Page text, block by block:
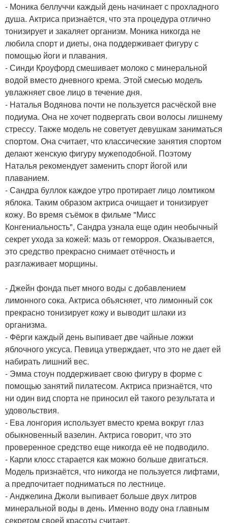
- Моника беллуччи каждый день начинает с прохладного
душа. Актриса признаётся, что эта процедура отлично
тонизирует и закаляет организм. Моника никогда не
любила спорт и диеты, она поддерживает фигуру с
помощью йоги и плавания.
- Синди Кроуфорд смешивает молоко с минеральной
водой вместо дневного крема. Этой смесью модель
увлажняет свое лицо в течение дня.
- Наталья Водянова почти не пользуется расчёской вне
подиума. Она не хочет подвергать свои волосы лишнему
стрессу. Также модель не советует девушкам заниматься
спортом. Она считает, что классические занятия спортом
делают женскую фигуру мужеподобной. Поэтому
Наталья рекомендует заменить спорт йогой или
плаванием.
- Сандра буллок каждое утро протирает лицо ломтиком
яблока. Таким образом актриса очищает и тонизирует
кожу. Во время съёмок в фильме "Мисс
Конгениальность", Сандра узнала еще один необычный
секрет ухода за кожей: мазь от геморроя. Оказывается,
это средство прекрасно снимает отёчность и
разглаживает морщины.
- Джейн фонда пьет много воды с добавлением
лимонного сока. Актриса объясняет, что лимонный сок
прекрасно тонизирует кожу и выводит шлаки из
организма.
- Фёрги каждый день выпивает две чайные ложки
яблочного уксуса. Певица утверждает, что это не дает ей
набирать лишний вес.
- Эмма стоун поддерживает свою фигуру в форме с
помощью занятий пилатесом. Актриса признаётся, что
ни один вид спорта не приносил ей такого результата и
удовольствия.
- Ева лонгория использует вместо крема вокруг глаз
обыкновенный вазелин. Актриса говорит, что это
проверенное средство еще никогда её не подводило.
- Карли клосс старается как можно больше двигаться.
Модель признаётся, что никогда не пользуется лифтами,
а предпочитает подниматься по лестнице.
- Анджелина Джоли выпивает больше двух литров
минеральной воды в день. Именно воду она главным
секретом своей красоты считает.